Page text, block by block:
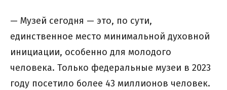
— Музей сегодня — это, по сути,
единственное место минимальной духовной
инициации, особенно для молодого
человека. Только федеральные музеи в 2023
году посетило более 43 миллионов человек.